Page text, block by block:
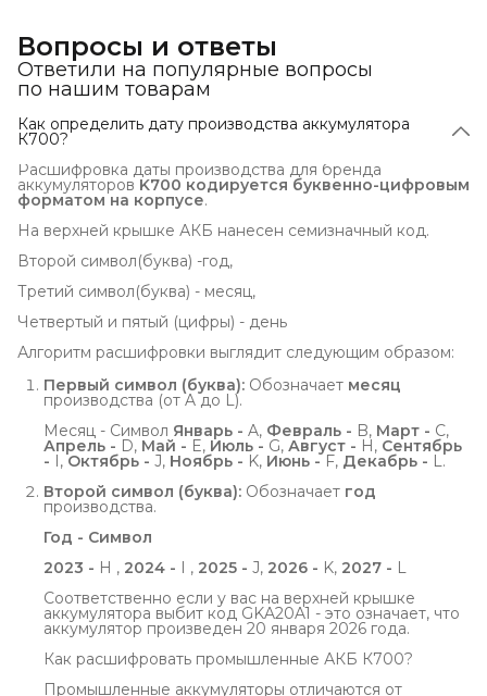
Вопросы и ответы
Ответили на популярные вопросы
по нашим товарам
Как определить дату производства аккумулятора
К700?
Расшифровка даты производства для бренда
аккумуляторов K700 кодируется буквенно-цифровым
форматом на корпусе.
На верхней крышке АКБ нанесен семизначный код.
Второй символ(буква) -год,
Третий символ(буква) - месяц,
Четвертый и пятый (цифры) - день
Алгоритм расшифровки выглядит следующим образом:
Первый символ (буква): Обозначает месяц
производства (от A до L).
Месяц - Символ Январь - A, Февраль - B, Март - C,
Апрель - D, Май - E, Июль - G, Август - H, Сентябрь
- I, Октябрь - J, Ноябрь - K, Июнь - F, Декабрь - L.
Второй символ (буква): Обозначает год
производства.
Год - Символ
2023 - H , 2024 - I , 2025 - J, 2026 - K, 2027 - L
Соответственно если у вас на верхней крышке
аккумулятора выбит код GKA20A1 - это означает, что
аккумулятор произведен 20 января 2026 года.
Как расшифровать промышленные АКБ К700?
Промышленные аккумуляторы отличаются от